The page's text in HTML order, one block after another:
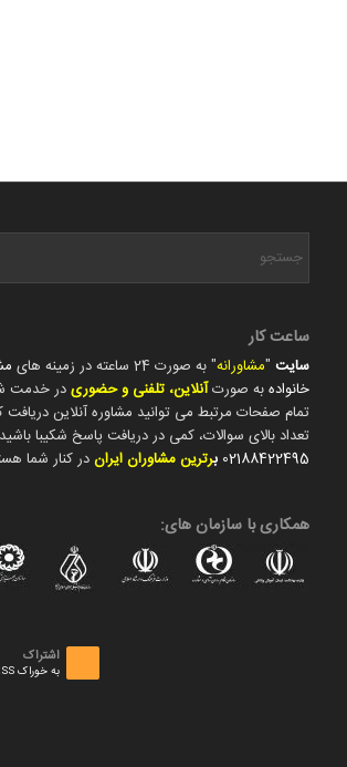
ساعت کار
سایت"مشاورانه" به صورت 24 ساعته در زمینه های
خانوادهبه صورتآنلاین، تلفنی و حضوریدر خدمت
تمام صفحات مرتبط می توانید مشاوره آنلاین دریافت
تعداد بالای سوالات، کمی در دریافت پاسخ شکیبا
02188422495 برترین مشاوران ایراندر کنار شما
همکاری با سازمان های:
اشتراک
به خوراک RSS